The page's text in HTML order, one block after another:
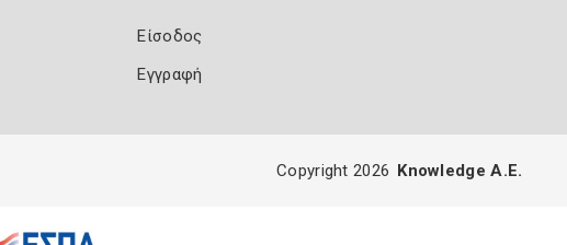
Είσοδος
Εγγραφή
Copyright 2026 Knowledge A.E.